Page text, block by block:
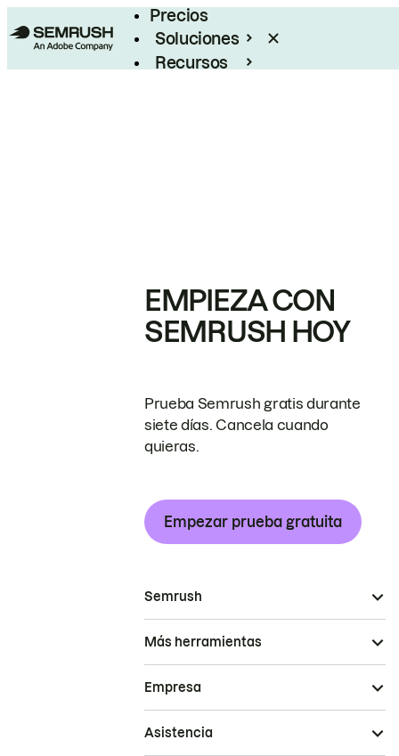
Precios
Soluciones
Recursos
EMPIEZA CON
SEMRUSH HOY
Prueba Semrush gratis durante
siete días. Cancela cuando
quieras.
Empezar prueba gratuita
Semrush
Más herramientas
Empresa
Asistencia